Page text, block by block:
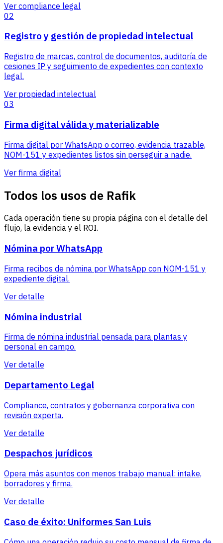
Ver compliance legal
02
Registro y gestión de propiedad intelectual
Registro de marcas, control de documentos, auditoría de
cesiones IP y seguimiento de expedientes con contexto
legal.
Ver propiedad intelectual
03
Firma digital válida y materializable
Firma digital por WhatsApp o correo, evidencia trazable,
NOM-151 y expedientes listos sin perseguir a nadie.
Ver firma digital
Todos los usos de Rafik
Cada operación tiene su propia página con el detalle del
flujo, la evidencia y el ROI.
Nómina por WhatsApp
Firma recibos de nómina por WhatsApp con NOM-151 y
expediente digital.
Ver detalle
Nómina industrial
Firma de nómina industrial pensada para plantas y
personal en campo.
Ver detalle
Departamento Legal
Compliance, contratos y gobernanza corporativa con
revisión experta.
Ver detalle
Despachos jurídicos
Opera más asuntos con menos trabajo manual: intake,
borradores y firma.
Ver detalle
Caso de éxito: Uniformes San Luis